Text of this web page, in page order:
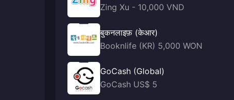
Zing Xu - 10,000 VND
बुकनलाइफ़ (केआर)
Booknlife (KR) 5,000 WON
GoCash (Global)
GoCash US$ 5